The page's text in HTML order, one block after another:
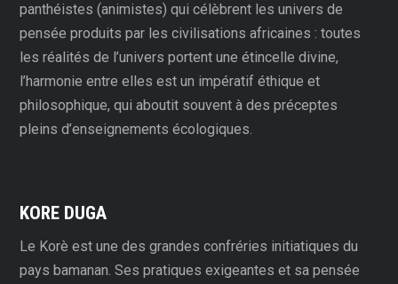
panthéistes (animistes) qui célèbrent les univers de
pensée produits par les civilisations africaines : toutes
les réalités de l’univers portent une étincelle divine,
l’harmonie entre elles est un impératif éthique et
philosophique, qui aboutit souvent à des préceptes
pleins d’enseignements écologiques.
KORE DUGA
Le Korè est une des grandes confréries initiatiques du
pays bamanan. Ses pratiques exigeantes et sa pensée